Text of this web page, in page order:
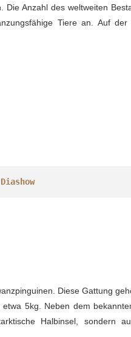
Anzahl des weltweiten
Tiere an. Auf der
Diashow
Diese Gattung
5kg. Neben dem
Halbinsel, sondern